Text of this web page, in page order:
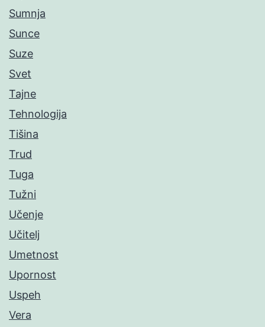
Sumnja
Sunce
Suze
Svet
Tajne
Tehnologija
Tišina
Trud
Tuga
Tužni
Učenje
Učitelj
Umetnost
Upornost
Uspeh
Vera